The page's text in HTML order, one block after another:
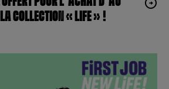
COLLECTION « LIFE » !